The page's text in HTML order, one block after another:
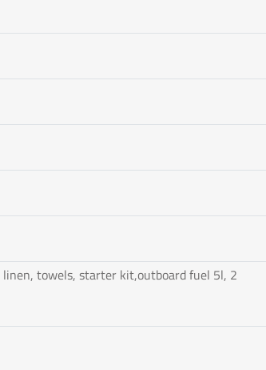
linen, towels, starter kit,outboard fuel 5l, 2